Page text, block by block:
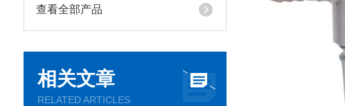
查看全部产品
相关文章
RELATED ARTICLES